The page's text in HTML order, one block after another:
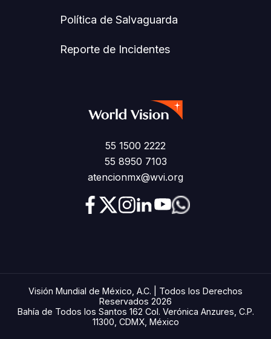
Política de Salvaguarda
Reporte de Incidentes
55 1500 2222
55 8950 7103
atencionmx@wvi.org
Visión Mundial de México, A.C. | Todos los Derechos
Reservados 2026
Bahía de Todos los Santos 162 Col. Verónica Anzures, C.P.
11300, CDMX, México